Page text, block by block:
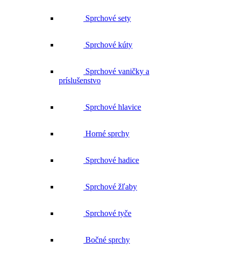
Sprchové sety
Sprchové kúty
Sprchové vaničky a
príslušenstvo
Sprchové hlavice
Horné sprchy
Sprchové hadice
Sprchové žľaby
Sprchové tyče
Bočné sprchy